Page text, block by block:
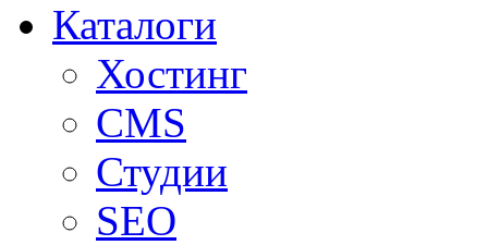
Каталоги
Хостинг
CMS
Студии
SEO